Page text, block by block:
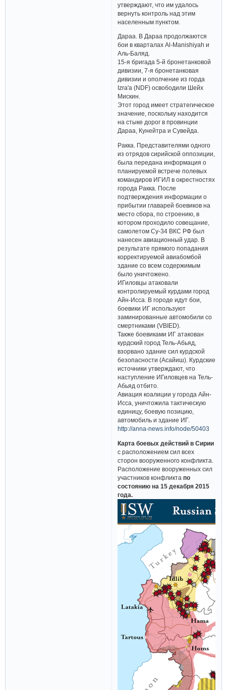
утверждают, что им удалось
вернуть контроль над этим
населенным пунктом.
Дараа. В Дараа продолжаются
бои в кварталах Al-Manishiyah и
Аль-Баляд.
15-я бригада 5-й бронетанковой
дивизии, 7-я бронетанковая
дивизии и ополчение из горда
Izra'a (NDF) освободили Шейх
Мискин.
Этот город имеет стратегическое
значение, поскольку находится
на стыке дорог в провинции
Дараа, Кунейтра и Сувейда.
Ракка. Представителями одного
из отрядов сирийской оппозиции,
была передана информация о
планируемой встрече полевых
командиров ИГИЛ в окрестностях
города Ракка. После
подтверждения информации о
прибытии главарей боевиков на
место сбора, по строению, в
котором проходило совещание,
самолетом Су-34 ВКС РФ был
нанесен авиационный удар. В
результате прямого попадания
корректируемой авиабомбой
здание со всем содержимым
было уничтожено.
ИГиловцы атаковали
контролируемый курдами город
Айн-Исса. В городе идут бои,
боевики ИГ используют
заминированные автомобили со
смертниками (VBIED).
Также боевиками ИГ атакован
курдский город Тель-Абьяд,
взорвано здание сил курдской
безопасности (Асайиш). Курдские
источники утверждают, что
наступление ИГиловцев на Тель-
Абьяд отбито.
Авиация коалиции у города Айн-
Исса, уничтожила тактическую
единицу, боевую позицию,
автомобиль и здание ИГ.
http://anna-news.info/node/50403
Карта боевых действий в Сирии
с расположением сил всех
сторон вооруженного конфликта.
Расположение вооруженных сил
участников конфликтапо
состоянию на 15 декабря 2015
года.